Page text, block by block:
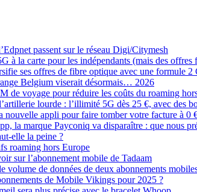
passent sur le réseau Digi/Citymesh
à la carte pour les indépendants (mais des offres
ses offres de fibre optique avec une formule 2
Belgium viserait désormais… 2026
de voyage pour réduire les coûts du roaming
lourde : l’illimité 5G dès 25 €, avec des
nouvelle appli pour faire tomber votre facture à 0
la marque Payconiq va disparaître : que nous
elle la peine ?
roaming hors Europe
sur l’abonnement mobile de Tadaam
volume de données de deux abonnements
de Mobile Vikings pour 2025 ?